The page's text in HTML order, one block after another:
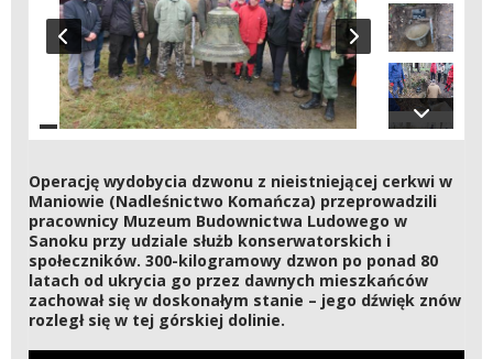
Operację wydobycia dzwonu z nieistniejącej cerkwi w
Maniowie (Nadleśnictwo Komańcza) przeprowadzili
pracownicy Muzeum Budownictwa Ludowego w
Sanoku przy udziale służb konserwatorskich i
społeczników. 300-kilogramowy dzwon po ponad 80
latach od ukrycia go przez dawnych mieszkańców
zachował się w doskonałym stanie – jego dźwięk znów
rozległ się w tej górskiej dolinie.